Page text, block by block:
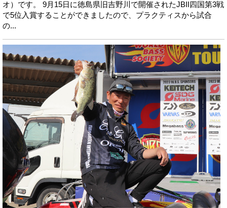
オ）です。 9月15日に徳島県旧吉野川で開催されたJBII四国第3戦
で5位入賞することができましたので、プラクティスから試合
の...